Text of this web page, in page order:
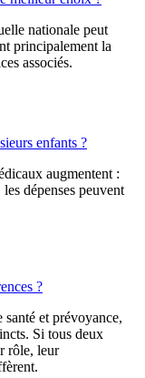
nationale peut
principalement la
associés.
enfants ?
augmentent :
dépenses peuvent
?
et prévoyance,
Si tous deux
rôle, leur